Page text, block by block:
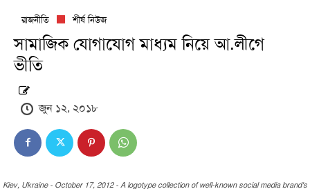
রাজনীতি শীর্ষ নিউজ
সামাজিক যোগাযোগ মাধ্যম নিয়ে আ.লীগে
ভীতি
জুন ১২, ২০১৮
Kiev, Ukraine - October 17, 2012 - A logotype collection of well-known social media brand's